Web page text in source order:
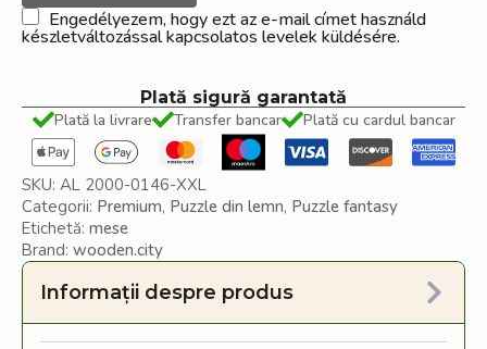
Engedélyezem, hogy ezt az e-mail címet használd
készletváltozással kapcsolatos levelek küldésére.
Plată sigură garantată
Plată la livrare
Transfer bancar Plată cu cardul bancar
SKU: AL 2000-0146-XXL
Categorii: Premium, Puzzle din lemn, Puzzle fantasy
Etichetă: mese
Brand: wooden.city
Informații despre produs